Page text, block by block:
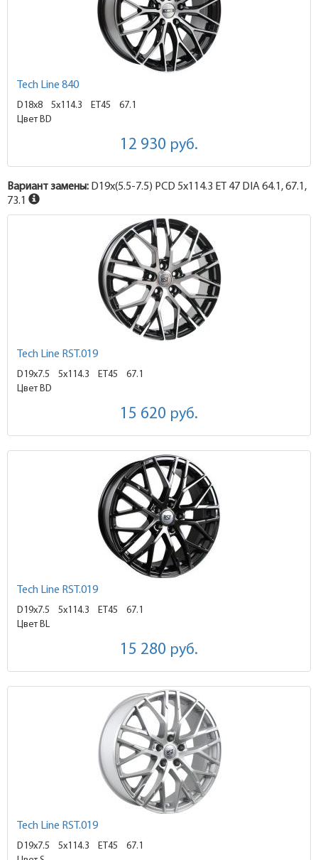
Tech Line 840
D18x8 5x114.3 ET45
67.1
Цвет BD
12 930 руб.
Вариант замены: D19x(5.5-7.5) PCD 5x114.3 ET 47 DIA 64.1, 67.1,
73.1
Tech Line RST.019
D19x7.5 5x114.3 ET45
67.1
Цвет BD
15 620 руб.
Tech Line RST.019
D19x7.5 5x114.3 ET45
67.1
Цвет BL
15 280 руб.
Tech Line RST.019
D19x7.5 5x114.3 ET45
67.1